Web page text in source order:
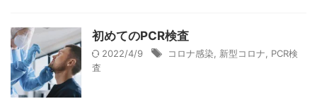
初めてのPCR検査
2022/4/9 コロナ感染 新型コロナ
PCR検
査